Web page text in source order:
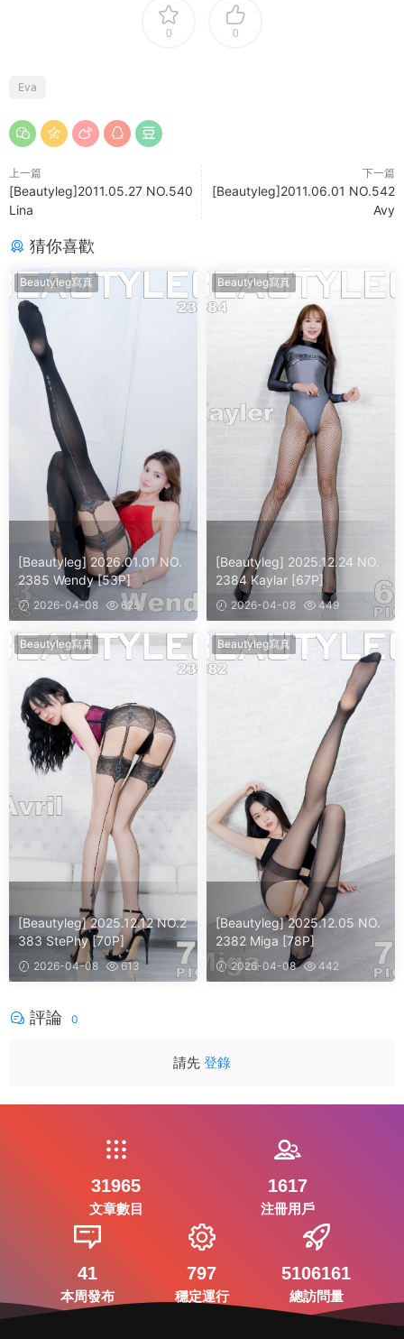
0 0
Eva
上一篇
[Beautyleg]2011.05.27 NO.540
Lina
下一篇
[Beautyleg]2011.06.01 NO.542
Avy
猜你喜歡
Beautyleg寫真
[Beautyleg] 2026.01.01 NO.
2385 Wendy [53P]
2026-04-08 625
Beautyleg寫真
[Beautyleg] 2025.12.24 NO.
2384 Kaylar [67P]
2026-04-08 449
Beautyleg寫真
[Beautyleg] 2025.12.12 NO.2
383 StePhy [70P]
2026-04-08 613
Beautyleg寫真
[Beautyleg] 2025.12.05 NO.
2382 Miga [78P]
2026-04-08 442
評論 0
請先 登錄
31965
文章數目
1617
注冊用戶
41
本周發布
797
穩定運行
5106161
總訪問量